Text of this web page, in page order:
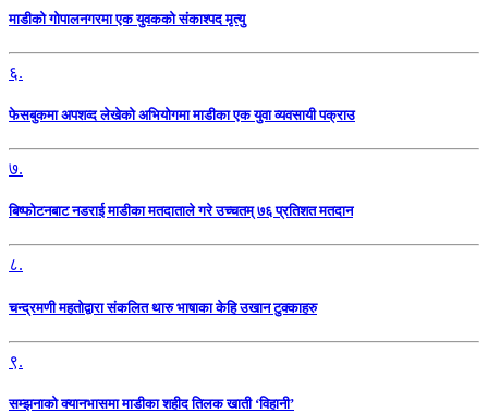
माडीको गोपालनगरमा एक युवकको संकाश्पद मृत्यु
६.
फेसबुकमा अपशव्द लेखेको अभियोगमा माडीका एक युवा व्यवसायी पक्राउ
७.
बिष्फोटनबाट नडराई माडीका मतदाताले गरे उच्चतम् ७६ प्रतिशत मतदान
८.
चन्द्रमणी महतोद्वारा संकलित थारु भाषाका केहि उखान टुक्काहरु
९.
सम्झनाको क्यानभासमा माडीका शहीद तिलक खाती ‘विहानी’